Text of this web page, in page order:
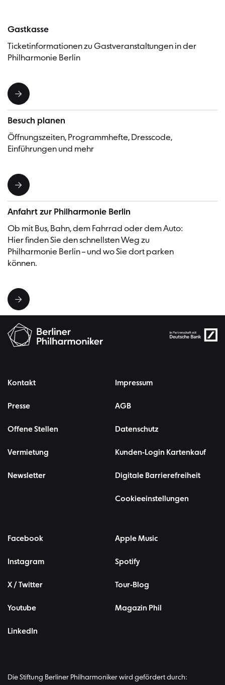
Gastkasse
Ticketinformationen zu Gastveranstaltungen in der
Philharmonie Berlin
Besuch planen
Öffnungszeiten, Programmhefte, Dresscode,
Einführungen und mehr
Anfahrt zur Philharmonie Berlin
Ob mit Bus, Bahn, dem Fahrrad oder dem Auto:
Hier finden Sie den schnellsten Weg zu
Philharmonie Berlin – und wo Sie dort parken
können.
Kontakt
Presse
Offene Stellen
Vermietung
Newsletter
Impressum
AGB
Datenschutz
Kunden-Login Kartenkauf
Digitale Barrierefreiheit
Cookieeinstellungen
Facebook
Instagram
X / Twitter
Youtube
LinkedIn
Apple Music
Spotify
Tour-Blog
Magazin Phil
Die Stiftung Berliner Philharmoniker wird gefördert durch: